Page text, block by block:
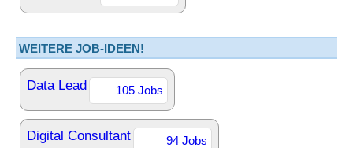
WEITERE JOB-IDEEN!
Data Lead 105 Jobs
Digital Consultant 94 Jobs